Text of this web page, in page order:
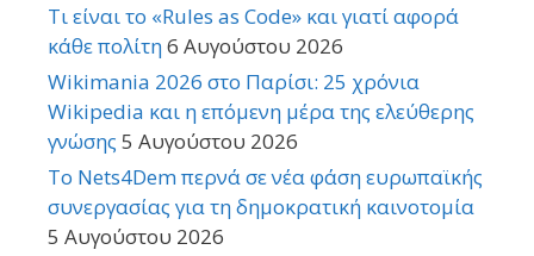
Τι είναι το «Rules as Code» και γιατί αφορά
κάθε πολίτη6 Αυγούστου 2026
Wikimania 2026 στο Παρίσι: 25 χρόνια
Wikipedia και η επόμενη μέρα της ελεύθερης
γνώσης 5 Αυγούστου 2026
Το Nets4Dem περνά σε νέα φάση ευρωπαϊκής
συνεργασίας για τη δημοκρατική καινοτομία
5 Αυγούστου 2026